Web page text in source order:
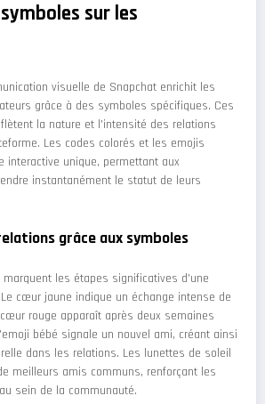
sur les
visuelle de Snapchat enrichit les
grâce à des symboles spécifiques. Ces
la nature et l'intensité des relations
Les codes colorés et les emojis
interactive unique, permettant aux
instantanément le statut de leurs
grâce aux symboles
les étapes significatives d'une
cœur jaune indique un échange intense de
rouge apparaît après deux semaines
bébé signale un nouvel ami, créant ainsi
dans les relations. Les lunettes de soleil
meilleurs amis communs, renforçant les
sein de la communauté.